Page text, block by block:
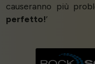
causeranno più
perfetto!’